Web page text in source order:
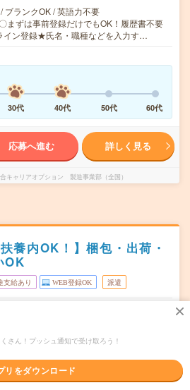
ブランクOK / 英語力不要
まずは事前登録だけでもOK！履歴書不要
イン登録★氏名・職種などを入力す…
30代 40代 50代 60代
応募へ進む 詳しく見る
キャリアオプション 製造事業部（全国）
養内OK！】梱包・出荷・
OK
支給あり WEB登録OK 派遣
さん！プッシュ通知で受け取ろう！
リをダウンロード